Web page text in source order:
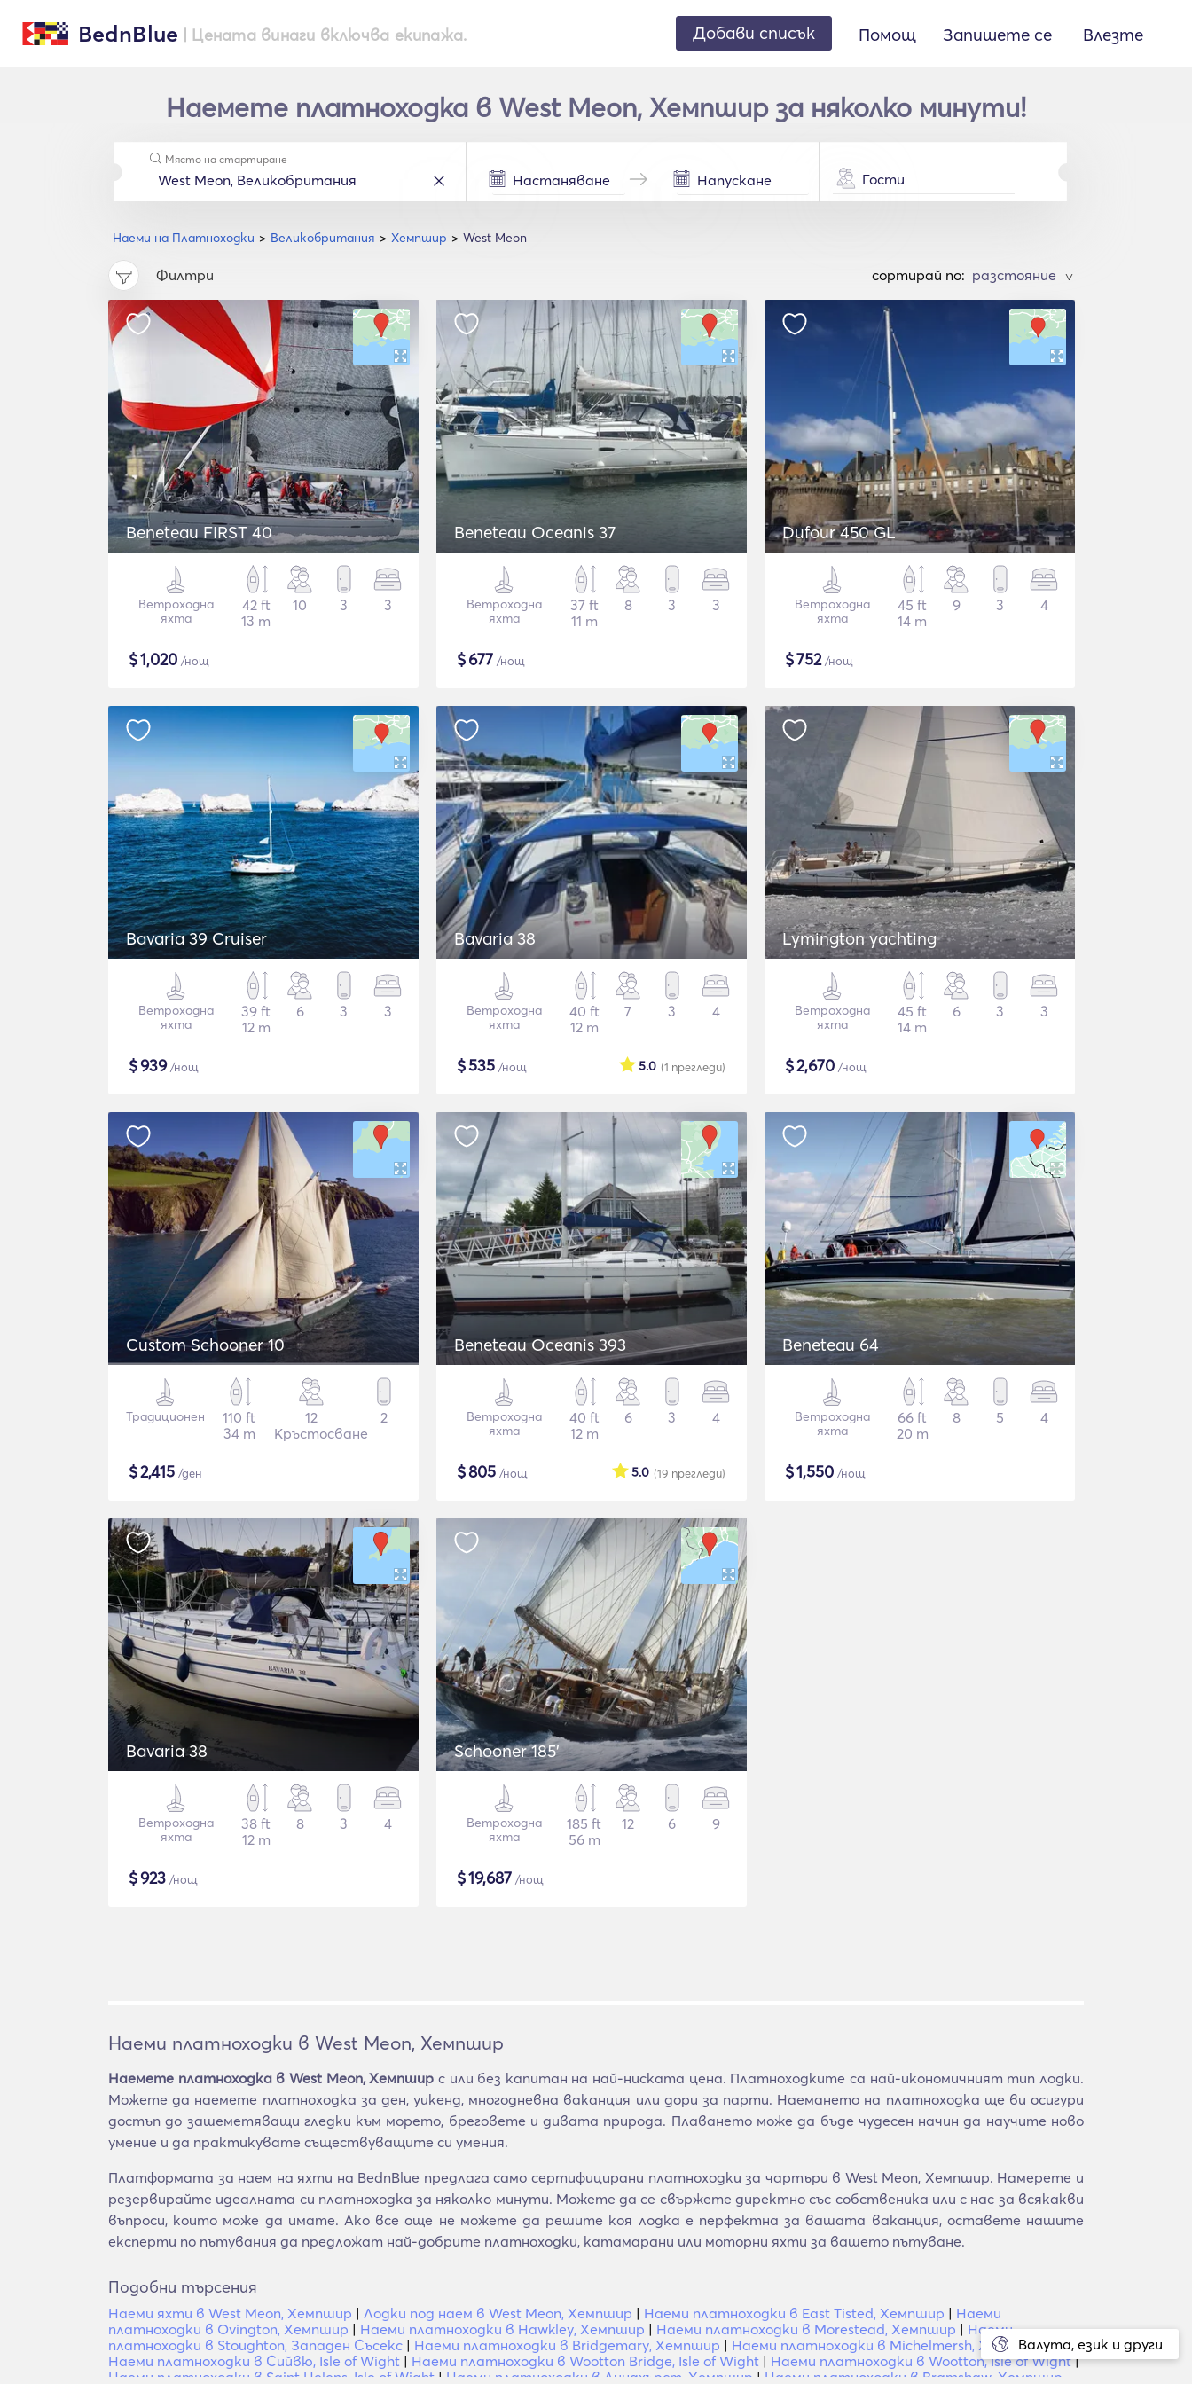
BednBlue | Цената винаги включва екипажа. Добави списък Помощ Запишете се Влезте
Наемете платноходка в West Meon, Хемпшир за няколко минути!
Наеми на Платноходки Великобритания Хемпшир West Meon
Място на стартиране
Гости
Филтри cортирай по: >
Beneteau FIRST 40
Ветроходна
яхта
42 ft
13 m
10 3 3
$1,020 /нощ
Beneteau Oceanis 37
Ветроходна
яхта
37 ft
11 m
8 3 3
$677 /нощ
Dufour 450 GL
Ветроходна
яхта
45 ft
14 m
9 3 4
$752/нощ
Bavaria 39 Cruiser
Ветроходна
яхта
39 ft
12 m
6 3 3
$939/нощ
Bavaria 38
Ветроходна
яхта
40 ft
12 m
7 3 4
$535 /нощ (1 прегледи)
5.0
Lymington yachting
Ветроходна
яхта
45 ft
14 m
6 3 3
$2,670 /нощ
Custom Schooner 10
Традиционен
110 ft
34 m
12
Кръстосване
2
$2,415 /ден
Beneteau Oceanis 393
Ветроходна
яхта
40 ft
12 m
6 3 4
$805 /нощ (19 прегледи)
5.0
Beneteau 64
Ветроходна
яхта
66 ft
20 m
8 5 4
$1,550 /нощ
Bavaria 38
Ветроходна
яхта
38 ft
12 m
8 3 4
$923 /нощ
Schooner 185'
Ветроходна
яхта
185 ft
56 m
12 6 9
$19,687 /нощ
Валута, език и други
Наеми платноходки в West Meon, Хемпшир
Наемете платноходка в West Meon, Хемпшир с или без капитан на най-ниската цена. Платноходките са най-икономичният тип лодки.
Можете да наемете платноходка за ден, уикенд, многодневна ваканция или дори за парти. Наемането на платноходка ще ви осигури
достъп до зашеметяващи гледки към морето, бреговете и дивата природа. Плаването може да бъде чудесен начин да научите ново
умение и да практикувате съществуващите си умения.
Платформата за наем на яхти на BednBlue предлага само сертифицирани платноходки за чартъри в West Meon, Хемпшир. Намерете и
резервирайте идеалната си платноходка за няколко минути. Можете да се свържете директно със собственика или с нас за всякакви
въпроси, които може да имате. Ако все още не можете да решите коя лодка е перфектна за вашата ваканция, оставете нашите
експерти по пътувания да предложат най-добрите платноходки, катамарани или моторни яхти за вашето пътуване.
Подобни търсения
Наеми яхти в West Meon, Хемпшир | Лодки под наем в West Meon, Хемпшир | Наеми платноходки в East Tisted, Хемпшир | Наеми
платноходки в Ovington, Хемпшир | Наеми платноходки в Hawkley, Хемпшир | Наеми платноходки в Morestead, Хемпшир | Наеми
платноходки в Stoughton, Западен Съсекс | Наеми платноходки в Bridgemary, Хемпшир | Наеми платноходки в Michelmersh, Хемпшир|
Наеми платноходки в Сийвю, Isle of Wight | Наеми платноходки в Wootton Bridge, Isle of Wight | Наеми платноходки в Wootton, Isle of Wight|
Наеми платноходки в Saint Helens, Isle of Wight | Наеми платноходки в Линдхърст, Хемпшир | Наеми платноходки в Bramshaw, Хемпшир